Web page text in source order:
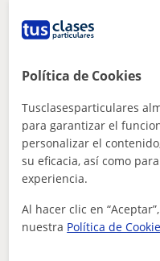
6€
Sevilla Capital,
Derecho
Estudiante en
imparte clases
Política de Cookies
Tusclasesparticulares
para garantizar el
personalizar el
su eficacia, así como
experiencia.
Al hacer clic en
nuestra Política de